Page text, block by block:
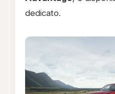
dedicato.